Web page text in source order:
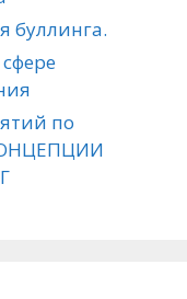
буллинга.
по